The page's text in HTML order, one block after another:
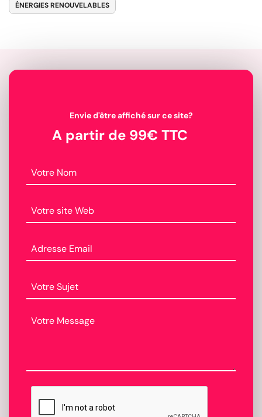
ÉNERGIES RENOUVELABLES
Envie d'être affiché sur ce site?
A partir de 99€ TTC